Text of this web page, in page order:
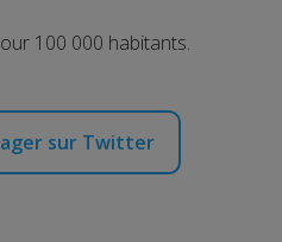
100 000 habitants.
sur Twitter